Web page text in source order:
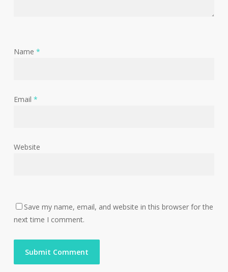
Name *
Email *
Website
Save my name, email, and website in this browser for the
next time I comment.